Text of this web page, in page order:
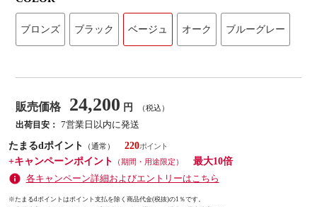
ブロンズ ブラック ベージュ オーク ブルーグレー
販売価格 24,200 円 （税込）
出荷目安： 7営業日以内に発送
たまるdポイント
（通常）
220
+キャンペーンポイント
（期間・用途限定）
最大10倍
各キャンペーン詳細およびエントリーはこちら
※たまるdポイントはポイント支払を除く商品代金(税抜)の1％です。